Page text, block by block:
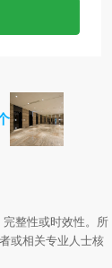
完整性或时效性。所
或相关专业人士核